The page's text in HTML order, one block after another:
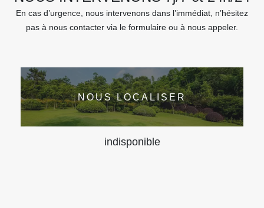
En cas d’urgence, nous intervenons dans l’immédiat, n’hésitez
pas à nous contacter via le formulaire ou à nous appeler.
NOUS LOCALISER
indisponible